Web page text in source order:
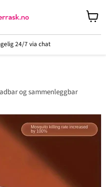
24/7 via chat
cart
og sammenleggbar